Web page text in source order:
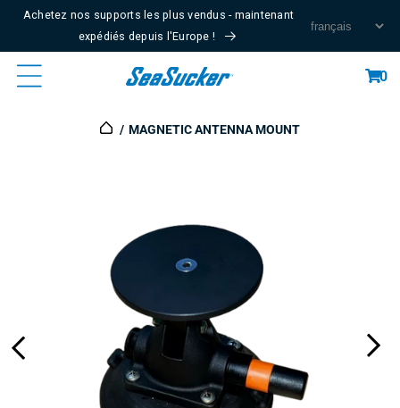
Passer
Contenu
Achetez nos supports les plus vendus - maintenant
expédiés depuis l'Europe !
Panier
0
MAGNETIC ANTENNA MOUNT